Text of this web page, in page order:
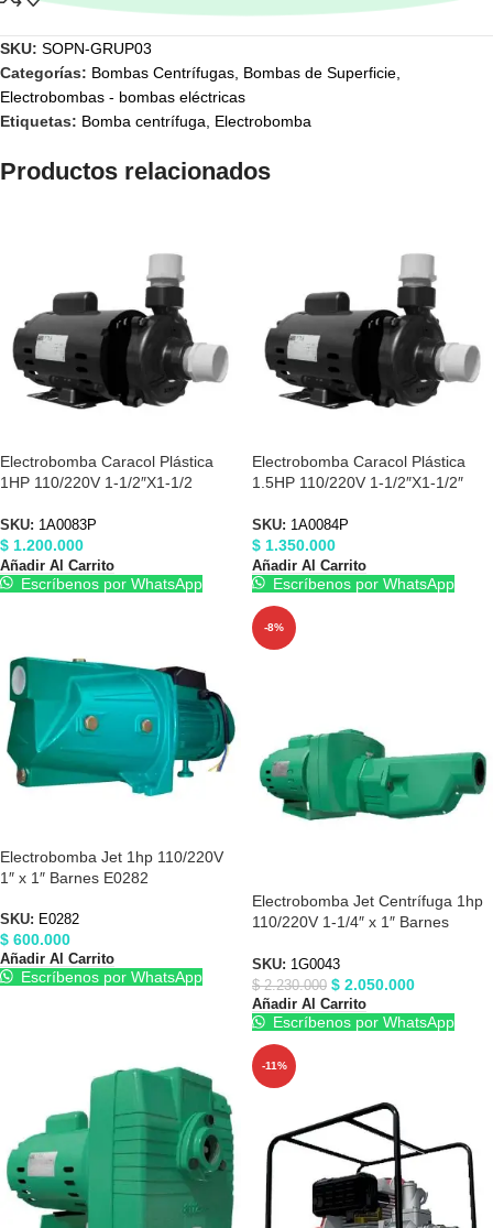
SKU: SOPN-GRUP03
Categorías: Bombas Centrífugas Bombas de Superficie
Electrobombas - bombas eléctricas
Etiquetas: Bomba centrífuga Electrobomba
Productos relacionados
Electrobomba Caracol Plástica
1HP 110/220V 1-1/2″X1-1/2
SKU: 1A0083P
$ 1.200.000
Añadir Al Carrito
Escríbenos por WhatsApp
Electrobomba Caracol Plástica
1.5HP 110/220V 1-1/2″X1-1/2″
SKU: 1A0084P
$ 1.350.000
Añadir Al Carrito
Escríbenos por WhatsApp
Electrobomba Jet 1hp 110/220V
1″ x 1″ Barnes E0282
SKU: E0282
$ 600.000
Añadir Al Carrito
Escríbenos por WhatsApp
-8%
Electrobomba Jet Centrífuga 1hp
110/220V 1-1/4″ x 1″ Barnes
SKU: 1G0043
$2.230.000 $ 2.050.000
Añadir Al Carrito
Escríbenos por WhatsApp
-11%